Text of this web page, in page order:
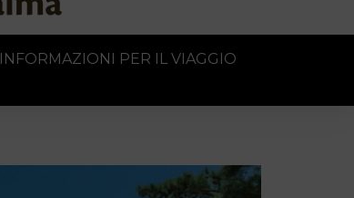
INFORMAZIONI PER IL VIAGGIO